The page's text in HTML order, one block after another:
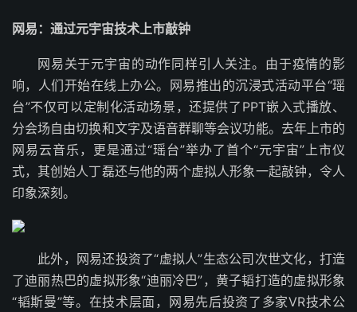
网易：通过元宇宙技术上市敲钟
网易关于元宇宙的动作同样引人关注。由于疫情的影
响，人们开始在线上办公。网易推出的沉浸式活动平台“瑶
台”不仅可以定制化活动场景，还提供了PPT嵌入式播放、
分会场自由切换和文字及语音群聊等会议功能。去年上市的
网易云音乐，更是通过“瑶台”举办了首个“元宇宙”上市仪
式，其创始人丁磊还与他的两个虚拟人形象一起敲钟，令人
印象深刻。
此外，网易还投资了“虚拟人”生态公司次世文化，打造
了迪丽热巴的虚拟形象“迪丽冷巴”，黄子韬打造的虚拟形象
“韬斯曼”等。在技术层面，网易先后投资了多家VR技术公